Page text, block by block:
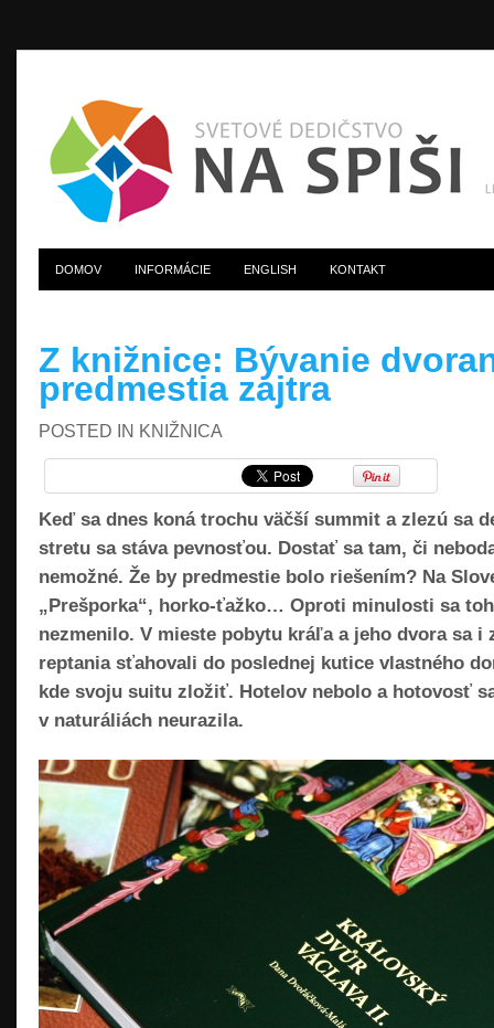
DOMOV INFORMÁCIE ENGLISH KONTAKT
Z knižnice: Bývanie
predmestia zajtra
POSTED IN KNIŽNICA
Keď sa dnes koná trochu väčší summit a zlezú sa
stretu sa stáva pevnosťou. Dostať sa tam, či
nemožné. Že by predmestie bolo riešením? Na
„Prešporka“, horko-ťažko… Oproti minulosti sa
nezmenilo. V mieste pobytu kráľa a jeho dvora sa i
reptania sťahovali do poslednej kutice vlastného
kde svoju suitu zložiť. Hotelov nebolo a hotovosť
v naturáliách neurazila.